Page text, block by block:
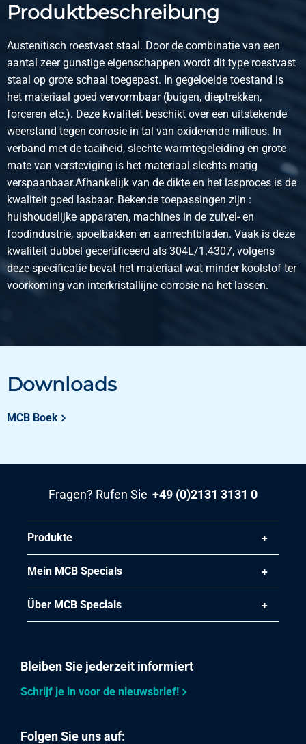
Stück pro KG
Wählen Sie
Artikelnummer
2450-0132-255
Beschreibung
Rf St 1.4571(316Ti)aus Spaltb Flach 25x5
Bruttopreis
Wählen Sie
Artikelnummer
2450-0132-305
Beschreibung
Rf St 1.4571(316Ti)aus Spaltb Flach 30x5
2450-0132-405
Rf St 1.4571(316Ti)aus Spaltb Flach 40x5
Wählen Sie
Artikelnummer
2450-0132-1006
Beschreibung
Rf St 1.4571(316Ti)aus Spaltb Flach 100x6
Stück pro KG
Bruttopreis
Artikelnummer
2450-0132-308
Beschreibung
Produktbeschreibung
Austenitisch roestvast staal. Door de combinatie van een
aantal zeer gunstige eigenschappen wordt dit type roestvast
staal op grote schaal toegepast. In gegeloeide toestand is
het materiaal goed vervormbaar (buigen, dieptrekken,
forceren etc.). Deze kwaliteit beschikt over een uitstekende
weerstand tegen corrosie in tal van oxiderende milieus. In
verband met de taaiheid, slechte warmtegeleiding en grote
mate van versteviging is het materiaal slechts matig
verspaanbaar.Afhankelijk van de dikte en het lasproces is de
kwaliteit goed lasbaar. Bekende toepassingen zijn :
huishoudelijke apparaten, machines in de zuivel- en
foodindustrie, spoelbakken en aanrechtbladen. Vaak is deze
kwaliteit dubbel gecertificeerd als 304L/1.4307, volgens
deze specificatie bevat het materiaal wat minder koolstof ter
voorkoming van interkristallijne corrosie na het lassen.
Downloads
MCB Boek
Fragen? Rufen Sie +49 (0)2131 3131 0
Produkte
Mein MCB Specials
Über MCB Specials
Bleiben Sie jederzeit informiert
Schrijf je in voor de nieuwsbrief!
Folgen Sie uns auf: